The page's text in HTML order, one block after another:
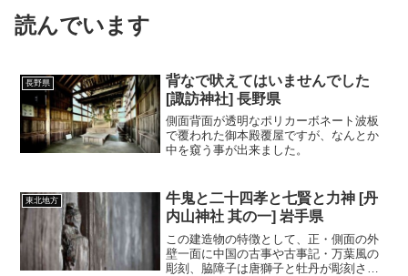
読んでいます
長野県
背なで吠えてはいませんでした
[諏訪神社] 長野県
側面背面が透明なポリカーボネート波板
で覆われた御本殿覆屋ですが、なんとか
中を窺う事が出来ました。
東北地方
牛鬼と二十四孝と七賢と力神 [丹
内山神社 其の一] 岩手県
この建造物の特徴として、正・側面の外
壁一面に中国の古事や古事記・万葉風の
彫刻、脇障子は唐獅子と牡丹が彫刻され